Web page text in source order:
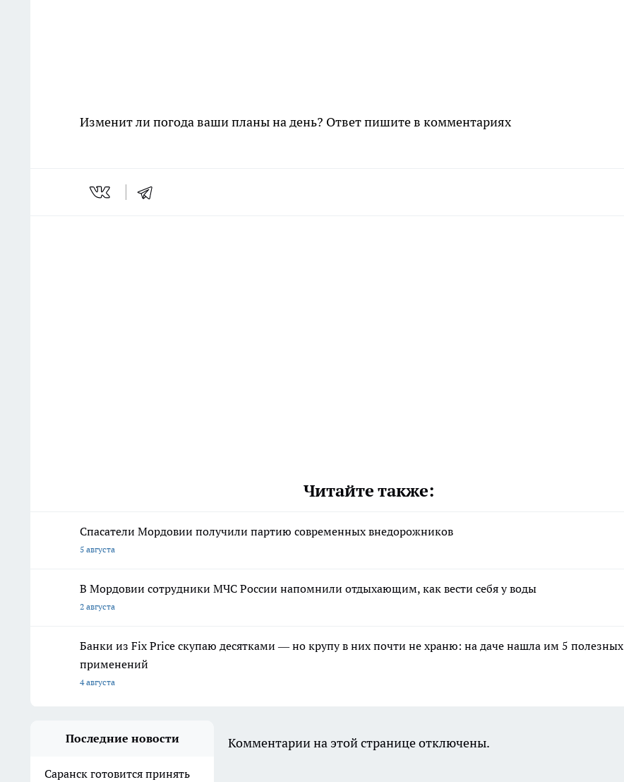
Изменит ли погода ваши планы на день? Ответ пишите в комментариях
Читайте также:
Спасатели Мордовии получили партию современных внедорожников
5 августа
В Мордовии сотрудники МЧС России напомнили отдыхающим, как вести себя у воды
2 августа
Банки из Fix Price скупаю десятками — но крупу в них почти не храню: на даче нашла им 5 полезных
применений
4 августа
Последние новости
Саранск готовится принять
Комментарии на этой странице отключены.